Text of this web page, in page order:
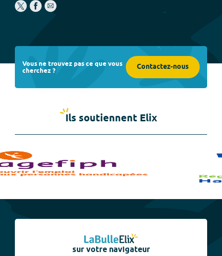
Vous ne trouvez pas ce que vous
cherchez ? Contactez-nous
Ils soutiennent Elix
sur votre navigateur